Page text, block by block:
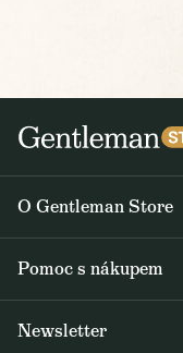
O Gentleman Store
Napsali o nás
Pomoc s nákupem
Newsletter